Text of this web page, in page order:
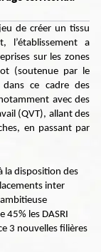
de créer un tissu
l’établissement a
sur les zones
(soutenue par le
ce cadre des
avec des
(QVT), allant des
en passant par
la disposition des
inter
45% les DASRI
3 nouvelles filières